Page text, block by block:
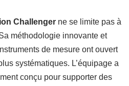
Challenger ne se limite pas à
méthodologie innovante et
de mesure ont ouvert
systématiques. L’équipage a
conçu pour supporter des